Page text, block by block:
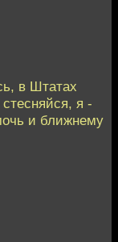
в Штатах
я -
и ближнему